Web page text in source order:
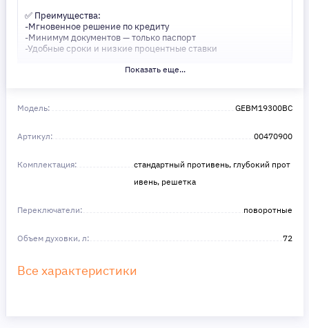
✅ Преимущества:
-Мгновенное решение по кредиту
-Минимум документов — только паспорт
-Удобные сроки и низкие процентные ставки
Не откладывайте свои желания на потом! Получите то, что
Показать еще...
Модель: GEBM19300BC
Артикул: 00470900
Комплектация:
стандартный противень, глубокий прот
ивень, решетка
Переключатели: поворотные
Объем духовки, л: 72
Все характеристики